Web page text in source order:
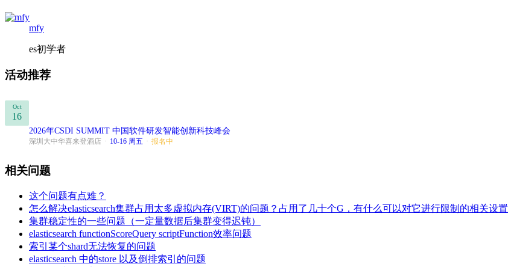
mfy
es初学者
活动推荐
Oct
16
2026年CSDI SUMMIT 中国软件研发智能创新科技峰会
深圳大中华喜来登酒店 · 10-16 周五 · 报名中
相关问题
这个问题有点难？
怎么解决elasticsearch集群占用太多虚拟内存(VIRT)的问题？占用了几十个G，有什么可以对它进行限制的相关设置
集群稳定性的一些问题（一定量数据后集群变得迟钝）
elasticsearch functionScoreQuery scriptFunction效率问题
索引某个shard无法恢复的问题
elasticsearch 中的store 以及倒排索引的问题